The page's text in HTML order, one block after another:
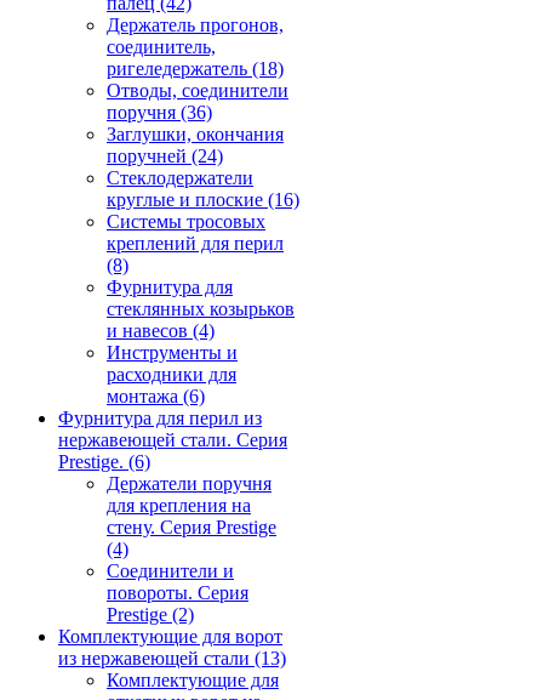
Держатель прогонов,
соединитель,
ригеледержатель (18)
Отводы, соединители
поручня (36)
Заглушки, окончания
поручней (24)
Стеклодержатели
круглые и плоские (16)
Системы тросовых
креплений для перил
(8)
Фурнитура для
стеклянных козырьков
и навесов (4)
Инструменты и
расходники для
монтажа (6)
Фурнитура для перил из
нержавеющей стали. Серия
Prestige. (6)
Держатели поручня
для крепления на
стену. Серия Prestige
(4)
Соединители и
повороты. Серия
Prestige (2)
Комплектующие для ворот
из нержавеющей стали (13)
Комплектующие для